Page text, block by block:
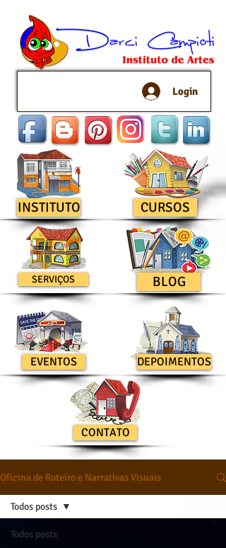
Login
INSTITUTO
SERVIÇOS
EVENTOS
CURSOS
BLOG
DEPOIMENTOS
CONTATO
Oficina de Roteiro e Narrativas Visuais
Todos posts
Todos posts